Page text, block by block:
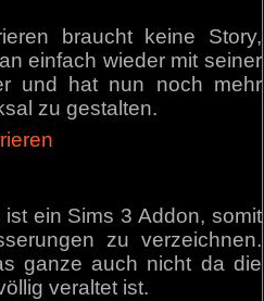
braucht keine Story,
einfach wieder mit seiner
und hat nun noch mehr
zu gestalten.
ein Sims 3 Addon, somit
zu verzeichnen.
ganze auch nicht da die
veraltet ist.